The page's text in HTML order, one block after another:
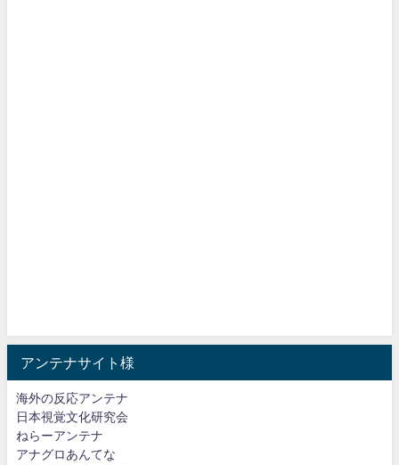
アンテナサイト様
海外の反応アンテナ
日本視覚文化研究会
ねらーアンテナ
アナグロあんてな